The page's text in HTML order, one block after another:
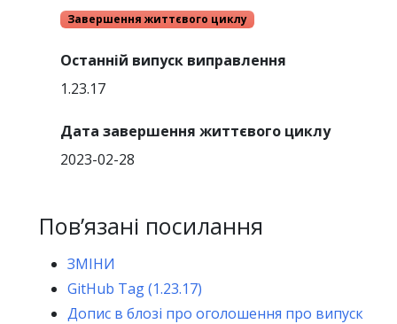
Завершення життєвого циклу
Останній випуск виправлення
1.23.17
Дата завершення життєвого циклу
2023-02-28
Повʼязані посилання
ЗМІНИ
GitHub Tag (1.23.17)
Допис в блозі про оголошення про випуск